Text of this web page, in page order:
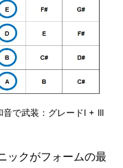
で武装：グレードI + III
ックがフォームの最